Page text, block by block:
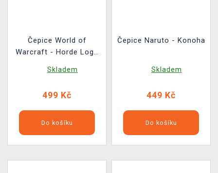
Čepice World of
Warcraft - Horde Logo
Skladem
499 Kč
Do košíku
Čepice Naruto - Konoha
Skladem
449 Kč
Do košíku